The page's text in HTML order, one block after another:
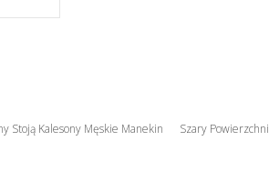
Stoją Kalesony Męskie Manekin
Szary Powierzchni